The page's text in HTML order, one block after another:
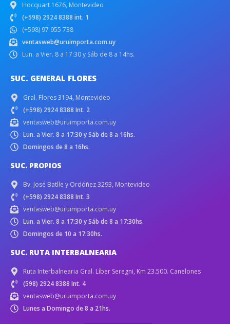
Hocquart 1676, Montevideo
(+598) 2924 8388 int. 1
(+598) 97 955 738
ventasweb@uruimporta.com.uy
Lun. a Vier. 8 a 17:30 y Sáb de 8 a 14hs.
SUC. GENERAL FLORES
Gral. Flores 3194, Montevideo
(+598) 2924 8388 Int. 2
ventasweb@uruimporta.com.uy
Lun. a Vier. 8 a 17:30 y Sáb de 8 a 16hs.
Domingos de 8 a 16hs.
SUC. PROPIOS
Bv. José Batlle y Ordóñez 3293, Montevideo
(+598) 2924 8388 Int. 3
ventasweb@uruimporta.com.uy
Lun. a Vier. 8 a 17:30 y Sáb de 8 a 17:30hs.
Domingos de 10 a 17:30hs.
SUC. RUTA INTERBALNEARIA
Ruta Interbalnearia Gral. Líber Seregni, Km 23.500. Canelones
(598) 2924 8388 Int. 4
ventasweb@uruimporta.com.uy
Lunes a Domingo de 8 a 21hs.